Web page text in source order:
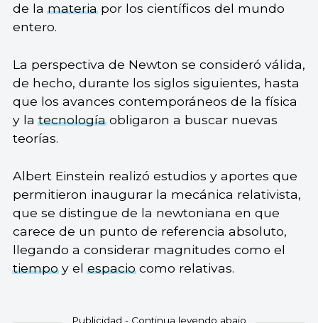
de lamateriapor los científicos del mundo
entero.
La perspectiva de Newton se consideró válida,
de hecho, durante los siglos siguientes, hasta
que los avances contemporáneos de la física
y latecnologíaobligaron a buscar nuevas
teorías.
Albert Einstein realizó estudios y aportes que
permitieron inaugurar la mecánica relativista,
que se distingue de la newtoniana en que
carece de un punto de referencia absoluto,
llegando a considerar magnitudes como el
tiempoy elespaciocomo relativas.